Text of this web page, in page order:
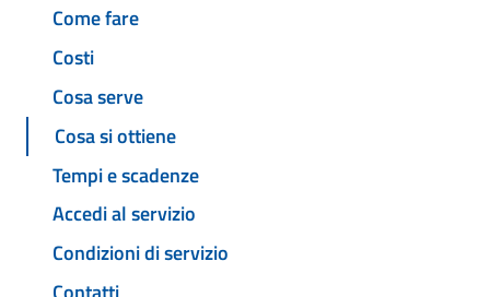
Come fare
Costi
Cosa serve
Cosa si ottiene
Tempi e scadenze
Accedi al servizio
Condizioni di servizio